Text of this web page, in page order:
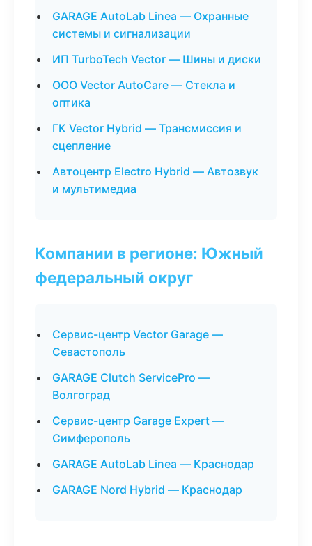
GARAGE AutoLab Linea — Охранные
системы и сигнализации
ИП TurboTech Vector — Шины и диски
ООО Vector AutoCare — Стекла и
оптика
ГК Vector Hybrid — Трансмиссия и
сцепление
Автоцентр Electro Hybrid — Автозвук
и мультимедиа
Компании в регионе: Южный
федеральный округ
Сервис-центр Vector Garage —
Севастополь
GARAGE Clutch ServicePro —
Волгоград
Сервис-центр Garage Expert —
Симферополь
GARAGE AutoLab Linea — Краснодар
GARAGE Nord Hybrid — Краснодар